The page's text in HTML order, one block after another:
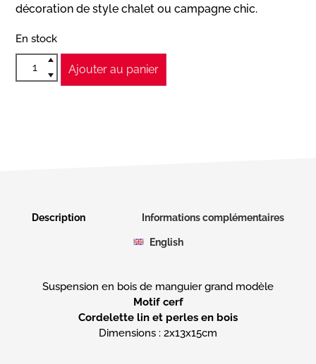
décoration de style chalet ou campagne chic.
En stock
Ajouter au panier
Description Informations complémentaires
English
Motif cerf
Cordelette lin et perles en bois
Dimensions : 2x13x15cm